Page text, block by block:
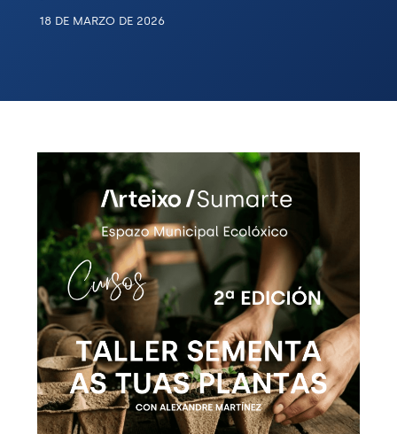
18 DE MARZO DE 2026